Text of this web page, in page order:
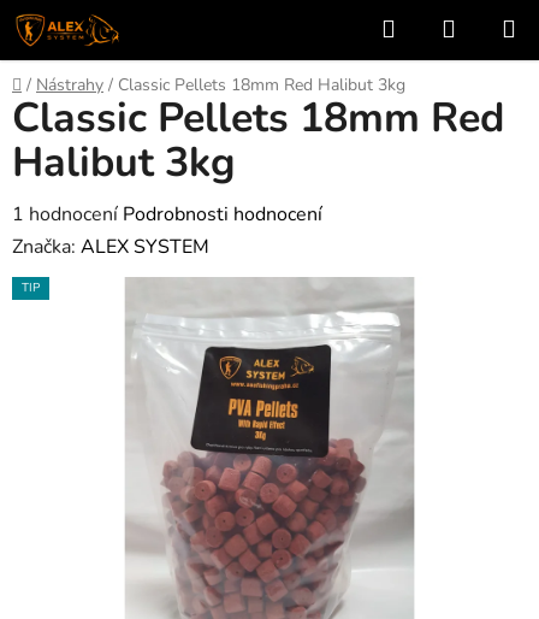
Přejít
na
obsah
Hledat
KOŠÍK
Domů
/ Nástrahy / Classic Pellets 18mm Red Halibut 3kg
Classic Pellets 18mm Red
Halibut 3kg
Průměrné
hodnocení
produktu
1 hodnocení Podrobnosti hodnocení
Značka: ALEX SYSTEM
TIP